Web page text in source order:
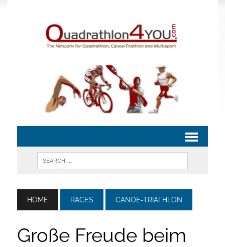
HOME RACES CANOE-TRIATHLON
Große Freude beim